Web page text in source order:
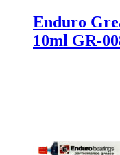
Enduro
10ml GR-